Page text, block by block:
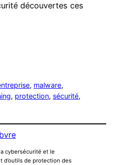
découvertes ces
, malware
, protection, sécurité
cybersécurité et le
d’outils de protection des